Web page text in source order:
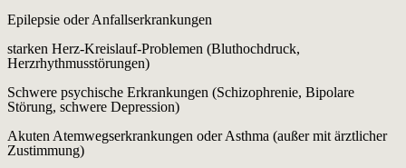
Epilepsie oder Anfallserkrankungen
starken Herz-Kreislauf-Problemen (Bluthochdruck,
Herzrhythmusstörungen)
Schwere psychische Erkrankungen (Schizophrenie, Bipolare
Störung, schwere Depression)
Akuten Atemwegserkrankungen oder Asthma (außer mit ärztlicher
Zustimmung)